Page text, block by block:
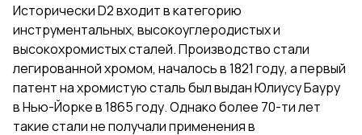
Исторически D2 входит в категорию
инструментальных, высокоуглеродистых и
высокохромистых сталей. Производство стали
легированной хромом, началось в 1821 году, а первый
патент на хромистую сталь был выдан Юлиусу Бауру
в Нью-Йорке в 1865 году. Однако более 70-ти лет
такие стали не получали применения в